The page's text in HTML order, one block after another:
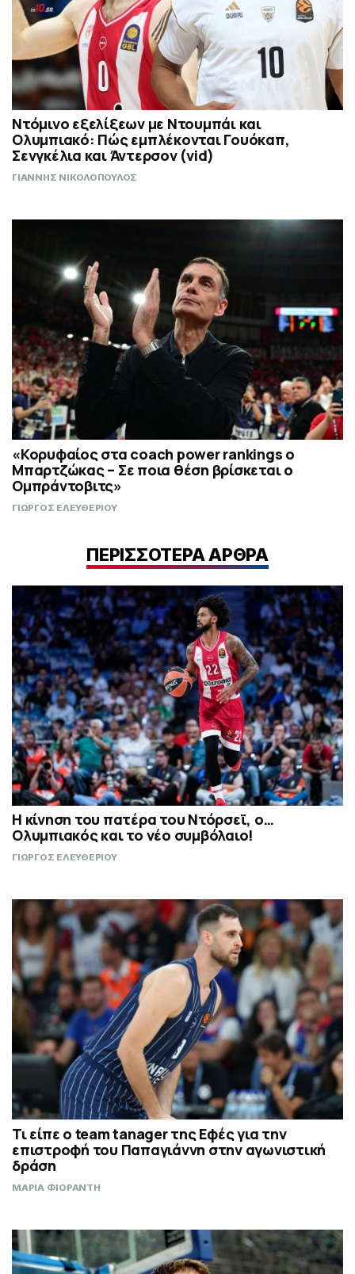
Ντόμινο εξελίξεων με Ντουμπάι και
Ολυμπιακό: Πώς εμπλέκονται Γουόκαπ,
Σενγκέλια και Άντερσον (vid)
ΓΙΑΝΝΗΣ ΝΙΚΟΛΟΠΟΥΛΟΣ
«Κορυφαίος στα coach power rankings ο
Μπαρτζώκας – Σε ποια θέση βρίσκεται ο
Ομπράντοβιτς»
ΓΙΩΡΓΟΣ ΕΛΕΥΘΕΡΙΟΥ
ΠΕΡΙΣΣΟΤΕΡΑ ΑΡΘΡΑ
Η κίνηση του πατέρα του Ντόρσεϊ, ο…
Ολυμπιακός και το νέο συμβόλαιο!
ΓΙΩΡΓΟΣ ΕΛΕΥΘΕΡΙΟΥ
Τι είπε ο team tanager της Εφές για την
επιστροφή του Παπαγιάννη στην αγωνιστική
δράση
ΜΑΡΙΑ ΦΙΟΡΑΝΤΗ